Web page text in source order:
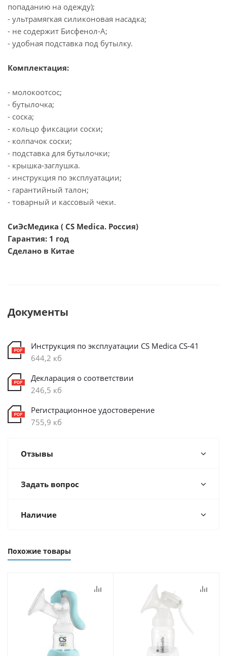
попаданию на одежду);
- ультрамягкая силиконовая насадка;
- не содержит Бисфенол-А;
- удобная подставка под бутылку.
Комплектация:
- молокоотсос;
- бутылочка;
- соска;
- кольцо фиксации соски;
- колпачок соски;
- подставка для бутылочки;
- крышка-заглушка.
- инструкция по эксплуатации;
- гарантийный талон;
- товарный и кассовый чеки.
СиЭсМедика ( CS Medica. Россия)
Гарантия: 1 год
Сделано в Китае
Документы
Инструкция по эксплуатации CS Medica CS-41
644,2 кб
Декларация о соответствии
246,5 кб
Регистрационное удостоверение
755,9 кб
Отзывы
Задать вопрос
Наличие
Похожие товары